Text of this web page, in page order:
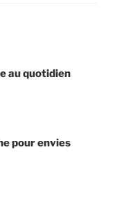
au quotidien
pour envies